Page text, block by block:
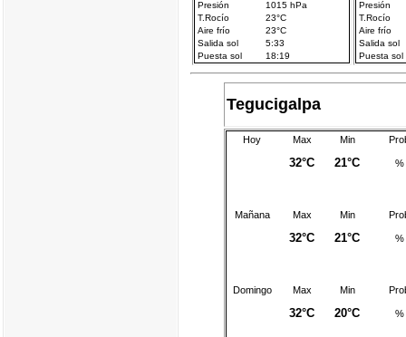
Tegucigalpa